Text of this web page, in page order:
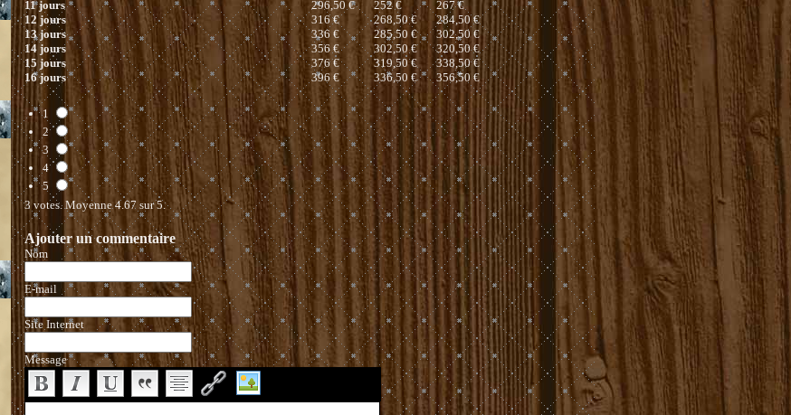
11 jours
296,50 € 252 €
267 €
12 jours
316 € 268,50 €
284,50 €
13 jours
336 € 285,50 €
302,50 €
14 jours
356 € 302,50 €
320,50 €
15 jours
376 € 319,50 €
338,50 €
16 jours
396 € 336,50 € 356,50 €
1
2
3
4
5
3 votes. Moyenne4.67 sur 5.
Ajouter un commentaire
Nom
E-mail
Site Internet
Message